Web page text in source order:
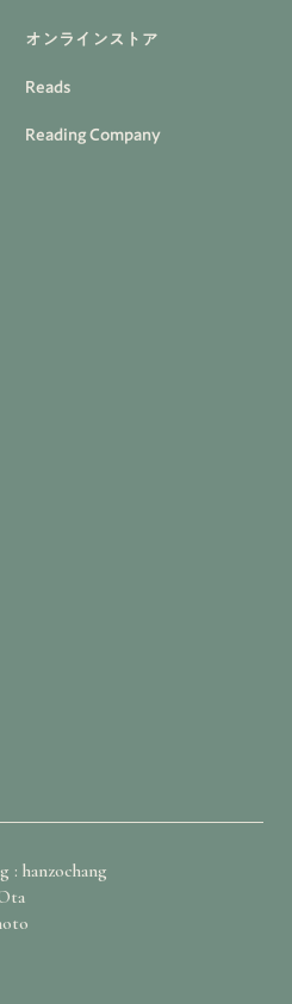
オンラインストア
Reads
Reading Company
hanzochang